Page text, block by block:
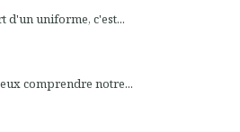
d'un uniforme, c'est...
comprendre notre...